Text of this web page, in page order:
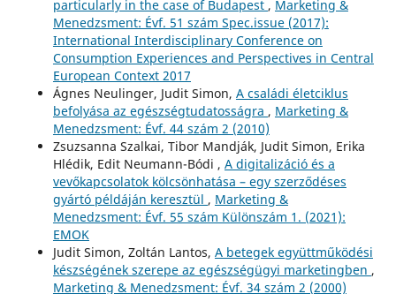
particularly in the case of Budapest , Marketing &
Menedzsment: Évf. 51 szám Spec.issue (2017):
International Interdisciplinary Conference on
Consumption Experiences and Perspectives in Central
European Context 2017
Ágnes Neulinger, Judit Simon, A családi életciklus
befolyása az egészségtudatosságra , Marketing &
Menedzsment: Évf. 44 szám 2 (2010)
Zsuzsanna Szalkai, Tibor Mandják, Judit Simon, Erika
Hlédik, Edit Neumann-Bódi , A digitalizáció és a
vevőkapcsolatok kölcsönhatása – egy szerződéses
gyártó példáján keresztül , Marketing &
Menedzsment: Évf. 55 szám Különszám 1. (2021):
EMOK
Judit Simon, Zoltán Lantos, A betegek együttműködési
készségének szerepe az egészségügyi marketingben ,
Marketing & Menedzsment: Évf. 34 szám 2 (2000)